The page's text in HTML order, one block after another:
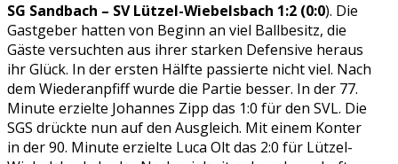
SG Sandbach – SV Lützel-Wiebelsbach 1:2 (0:0). Die
Gastgeber hatten von Beginn an viel Ballbesitz, die
Gäste versuchten aus ihrer starken Defensive heraus
ihr Glück. In der ersten Hälfte passierte nicht viel. Nach
dem Wiederanpfiff wurde die Partie besser. In der 77.
Minute erzielte Johannes Zipp das 1:0 für den SVL. Die
SGS drückte nun auf den Ausgleich. Mit einem Konter
in der 90. Minute erzielte Luca Olt das 2:0 für Lützel-